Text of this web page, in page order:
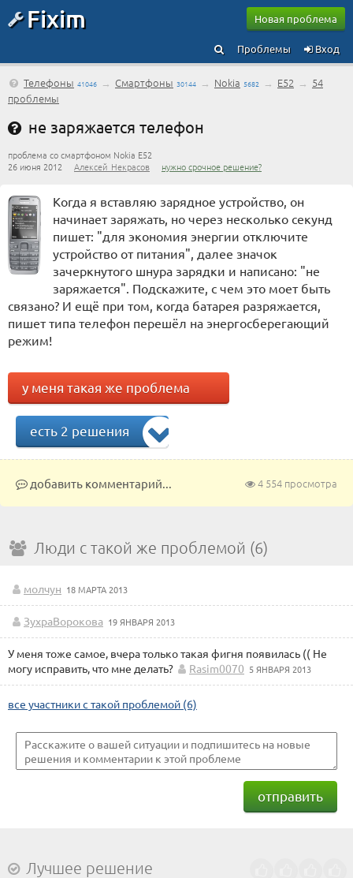
Fixim Новая проблема
Вход
Проблемы
Телефоны 41046 → Смартфоны 30144 → Nokia 5682 → E52 → 54
проблемы
не заряжается телефон
проблема со смартфоном Nokia E52
26 июня 2012 Алексей_Некрасов нужно срочное решение?
Когда я вставляю зарядное устройство, он
начинает заряжать, но через несколько секунд
пишет: "для экономия энергии отключите
устройство от питания", далее значок
зачеркнутого шнура зарядки и написано: "не
заряжается". Подскажите, с чем это моет быть
связано? И ещё при том, когда батарея разряжается,
пишет типа телефон перешёл на энергосберегающий
режим!
у меня такая же проблема
есть 2 решения
4 554 просмотра
добавить комментарий...
Люди с такой же проблемой (6)
молчун 18 МАРТА 2013
ЗухраВорокова 19 ЯНВАРЯ 2013
У меня тоже самое, вчера только такая фигня появилась (( Не
могу исправить, что мне делать?
Rasim0070 5 ЯНВАРЯ 2013
все участники с такой проблемой (6)
отправить
Лучшее решение